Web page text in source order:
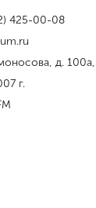
425-00-08
д.
г.